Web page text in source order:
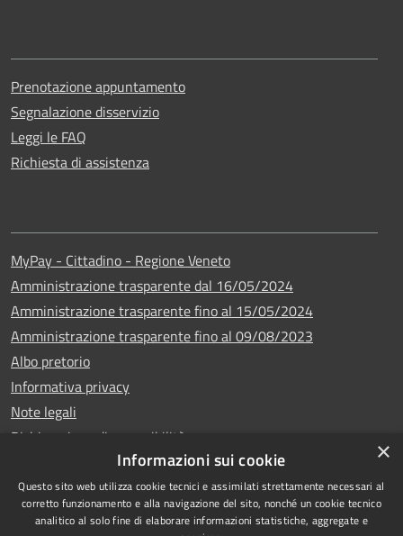
Prenotazione appuntamento
Segnalazione disservizio
Leggi le FAQ
Richiesta di assistenza
MyPay - Cittadino - Regione Veneto
Amministrazione trasparente dal 16/05/2024
Amministrazione trasparente fino al 15/05/2024
Amministrazione trasparente fino al 09/08/2023
Albo pretorio
Informativa privacy
Note legali
Dichiarazione di accessibilità
RSS Copyright © 2024
×
Informazioni sui cookie
Questo sito web utilizza cookie tecnici e assimilati strettamente necessari al
corretto funzionamento e alla navigazione del sito, nonché un cookie tecnico
analitico al solo fine di elaborare informazioni statistiche, aggregate e